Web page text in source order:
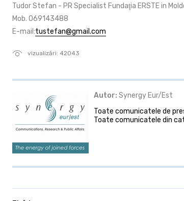
vizualizări: 42043
Tudor Stefan - PR Specialist Fundaţia ERSTE in
Mob. 069143488
E-mail:tustefan@gmail.com
Autor: Synergy Eur/Est
Toate comunicatele de
Toate comunicatele din